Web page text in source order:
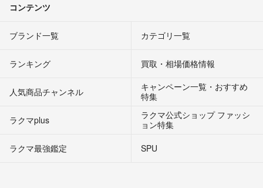
コンテンツ
ブランド一覧 カテゴリ一覧
ランキング 買取・相場価格情報
人気商品チャンネル
キャンペーン一覧・おすすめ
特集
ラクマplus
ラクマ公式ショップ ファッシ
ョン特集
ラクマ最強鑑定
SPU